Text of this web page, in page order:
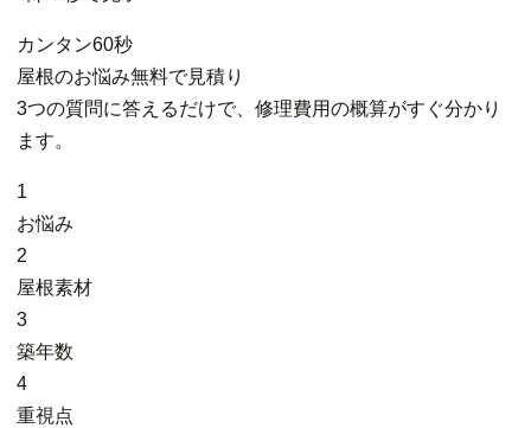
カンタン60秒
屋根のお悩み無料で見積り
3つの質問に答えるだけで、修理費用の概算がすぐ分かり
ます。
1
お悩み
2
屋根素材
3
築年数
4
重視点